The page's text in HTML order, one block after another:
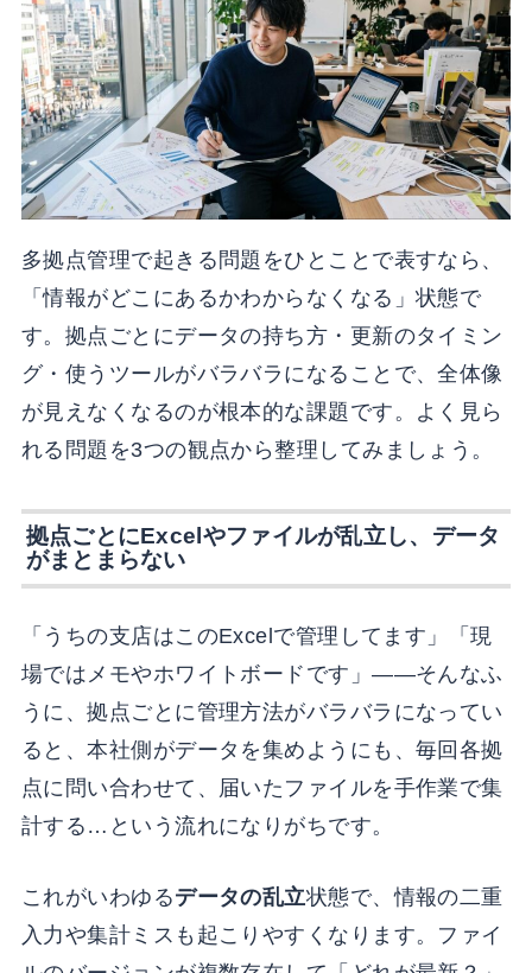
多拠点管理で起きる問題をひとことで表すなら、
「情報がどこにあるかわからなくなる」状態で
す。拠点ごとにデータの持ち方・更新のタイミン
グ・使うツールがバラバラになることで、全体像
が見えなくなるのが根本的な課題です。よく見ら
れる問題を3つの観点から整理してみましょう。
拠点ごとにExcelやファイルが乱立し、データ
がまとまらない
「うちの支店はこのExcelで管理してます」「現
場ではメモやホワイトボードです」——そんなふ
うに、拠点ごとに管理方法がバラバラになってい
ると、本社側がデータを集めようにも、毎回各拠
点に問い合わせて、届いたファイルを手作業で集
計する…という流れになりがちです。
これがいわゆるデータの乱立状態で、情報の二重
入力や集計ミスも起こりやすくなります。ファイ